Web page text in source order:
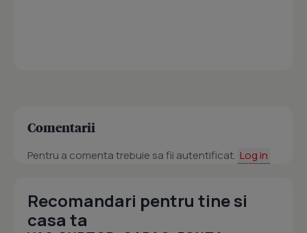
Comentarii
Pentru a comenta trebuie sa fii autentificat. Log in
Recomandari pentru tine si
casa ta